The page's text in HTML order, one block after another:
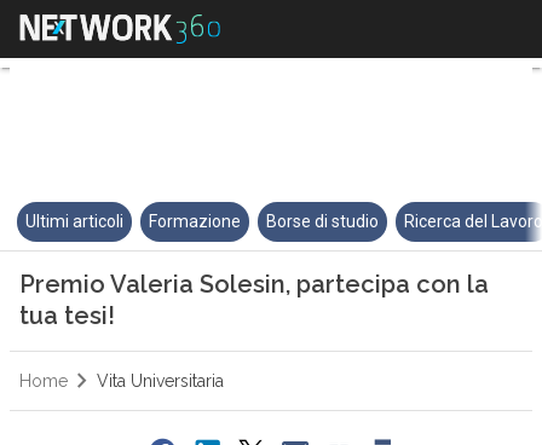
Premio Valeria Solesin,
Ultimi articoli Formazione Borse di studio Ricerca del
Premio Valeria Solesin, partecipa con la
tua tesi!
Home Vita Universitaria